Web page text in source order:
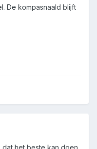
De kompasnaald blijft
het beste kan doen.